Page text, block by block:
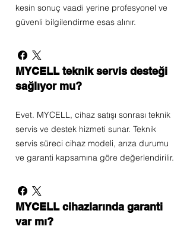
kesin sonuç vaadi yerine profesyonel ve
güvenli bilgilendirme esas alınır.
MYCELL teknik servis desteği
sağlıyor mu?
Evet. MYCELL, cihaz satışı sonrası teknik
servis ve destek hizmeti sunar. Teknik
servis süreci cihaz modeli, arıza durumu
ve garanti kapsamına göre değerlendirilir.
MYCELL cihazlarında garanti
var mı?